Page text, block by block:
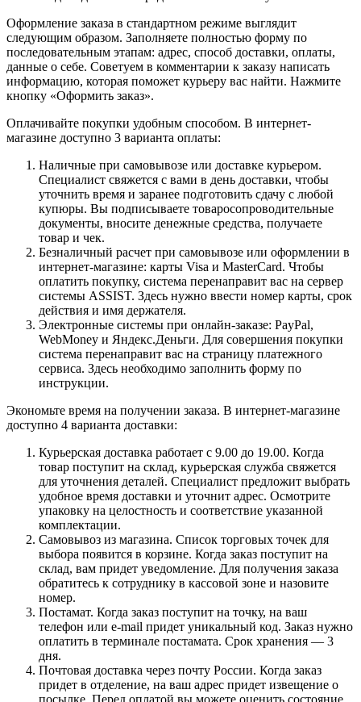
Оформление заказа в стандартном режиме выглядит
следующим образом. Заполняете полностью форму по
последовательным этапам: адрес, способ доставки, оплаты,
данные о себе. Советуем в комментарии к заказу написать
информацию, которая поможет курьеру вас найти. Нажмите
кнопку «Оформить заказ».
Оплачивайте покупки удобным способом. В интернет-
магазине доступно 3 варианта оплаты:
Наличные при самовывозе или доставке курьером.
Специалист свяжется с вами в день доставки, чтобы
уточнить время и заранее подготовить сдачу с любой
купюры. Вы подписываете товаросопроводительные
документы, вносите денежные средства, получаете
товар и чек.
Безналичный расчет при самовывозе или оформлении в
интернет-магазине: карты Visa и MasterCard. Чтобы
оплатить покупку, система перенаправит вас на сервер
системы ASSIST. Здесь нужно ввести номер карты, срок
действия и имя держателя.
Электронные системы при онлайн-заказе: PayPal,
WebMoney и Яндекс.Деньги. Для совершения покупки
система перенаправит вас на страницу платежного
сервиса. Здесь необходимо заполнить форму по
инструкции.
Экономьте время на получении заказа. В интернет-магазине
доступно 4 варианта доставки:
Курьерская доставка работает с 9.00 до 19.00. Когда
товар поступит на склад, курьерская служба свяжется
для уточнения деталей. Специалист предложит выбрать
удобное время доставки и уточнит адрес. Осмотрите
упаковку на целостность и соответствие указанной
комплектации.
Самовывоз из магазина. Список торговых точек для
выбора появится в корзине. Когда заказ поступит на
склад, вам придет уведомление. Для получения заказа
обратитесь к сотруднику в кассовой зоне и назовите
номер.
Постамат. Когда заказ поступит на точку, на ваш
телефон или e-mail придет уникальный код. Заказ нужно
оплатить в терминале постамата. Срок хранения — 3
дня.
Почтовая доставка через почту России. Когда заказ
придет в отделение, на ваш адрес придет извещение о
посылке. Перед оплатой вы можете оценить состояние